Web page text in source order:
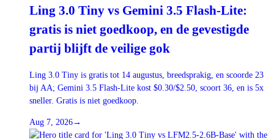
Ling 3.0 Tiny vs Gemini 3.5 Flash-Lite:
gratis is niet goedkoop, en de gevestigde
partij blijft de veilige gok
Ling 3.0 Tiny is gratis tot 14 augustus, breedsprakig, en scoorde 23
bij AA; Gemini 3.5 Flash-Lite kost $0.30/$2.50, scoort 36, en is 5x
sneller. Gratis is niet goedkoop.
Aug 7, 2026→